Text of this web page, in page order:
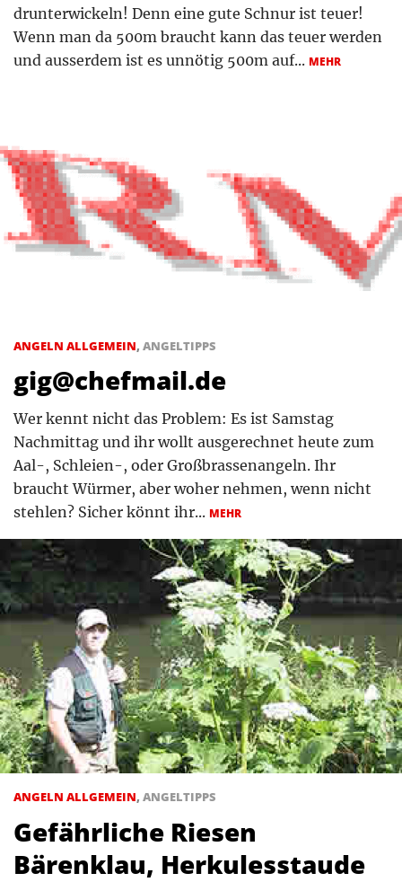
drunterwickeln! Denn eine gute Schnur ist teuer!
Wenn man da 500m braucht kann das teuer werden
und ausserdem ist es unnötig 500m auf... MEHR
ANGELN ALLGEMEIN, ANGELTIPPS
gig@chefmail.de
Wer kennt nicht das Problem: Es ist Samstag
Nachmittag und ihr wollt ausgerechnet heute zum
Aal-, Schleien-, oder Großbrassenangeln. Ihr
braucht Würmer, aber woher nehmen, wenn nicht
stehlen? Sicher könnt ihr... MEHR
ANGELN ALLGEMEIN, ANGELTIPPS
Gefährliche Riesen
Bärenklau, Herkulesstaude